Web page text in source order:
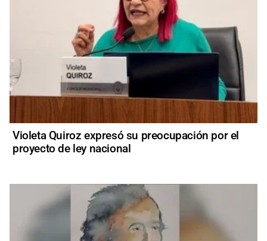
Violeta Quiroz expresó su preocupación por el
proyecto de ley nacional